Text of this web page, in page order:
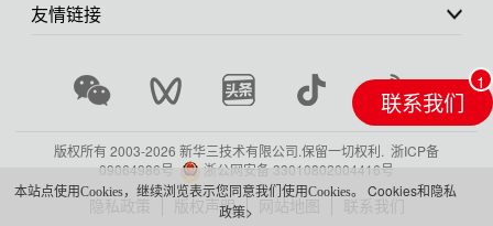
友情链接
版权所有 2003-2026 新华三技术有限公司.保留一切权利. 浙ICP备
09064986号
浙公网安备 33010802004416号
隐私政策 版权声明 网站地图 联系我们
联系我们
本站点使用Cookies，继续浏览表示您同意我们使用Cookies。 Cookies和隐私
政策>